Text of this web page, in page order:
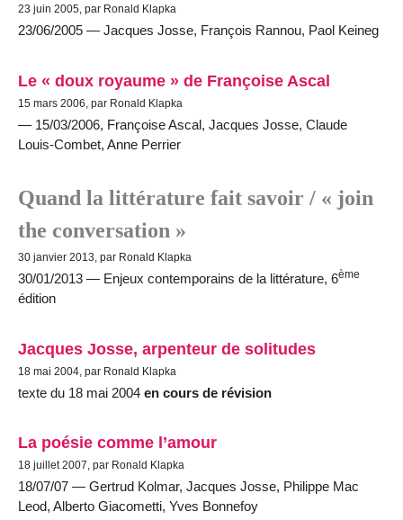
23 juin 2005, par Ronald Klapka
23/06/2005 — Jacques Josse, François Rannou, Paol Keineg
Le « doux royaume » de Françoise Ascal
15 mars 2006, par Ronald Klapka
— 15/03/2006, Françoise Ascal, Jacques Josse, Claude
Louis-Combet, Anne Perrier
Quand la littérature fait savoir / « join
the conversation »
30 janvier 2013, par Ronald Klapka
30/01/2013 — Enjeux contemporains de la littérature, 6ème
édition
Jacques Josse, arpenteur de solitudes
18 mai 2004, par Ronald Klapka
texte du 18 mai 2004 en cours de révision
La poésie comme l’amour
18 juillet 2007, par Ronald Klapka
18/07/07 — Gertrud Kolmar, Jacques Josse, Philippe Mac
Leod, Alberto Giacometti, Yves Bonnefoy